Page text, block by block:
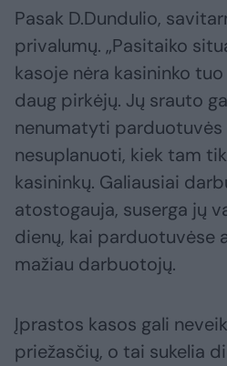
Pasak D.Dundulio,
privalumų. „Pasitaiko
kasoje nėra kasininko
daug pirkėjų. Jų srauto
nenumatyti
nesuplanuoti, kiek tam
kasininkų. Galiausiai
atostogauja, suserga jų
dienų, kai parduotuvėse
mažiau darbuotojų.
Įprastos kasos gali
priežasčių, o tai sukelia